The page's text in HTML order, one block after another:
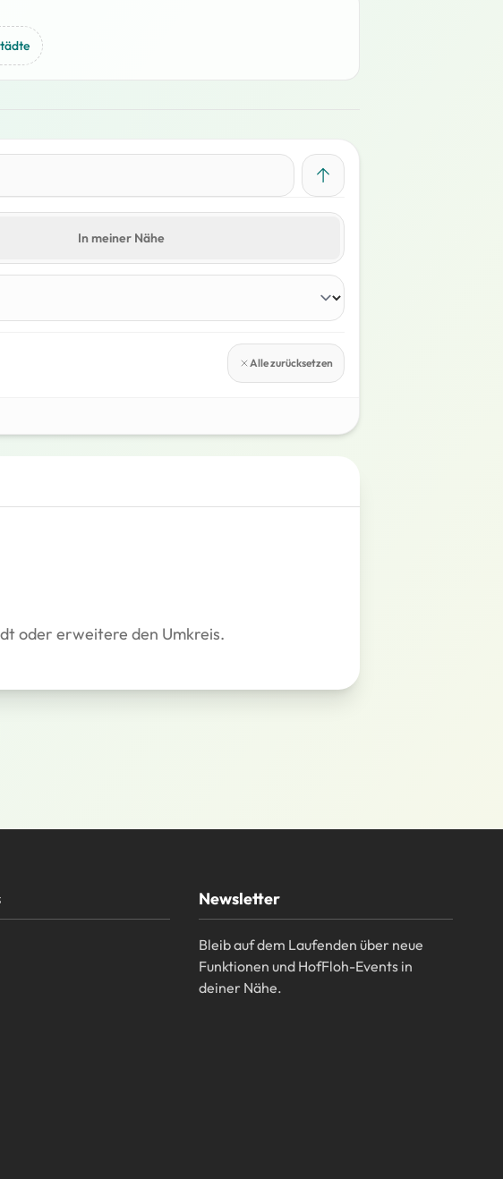
In meiner Nähe
Alle zurücksetzen
oder erweitere den Umkreis.
Newsletter
Bleib auf dem Laufenden über neue
Funktionen und HofFloh-Events in
deiner Nähe.